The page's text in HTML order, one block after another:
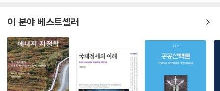
제3절 세계화와 글로벌 스탠더드 482
타난다. 한국의 정치는 물론이고, 정치선진국인 유럽이나 미국, 아프리카
에 이르기까지 정치는 새로운 환경 속에서 변화하면서 다양한 양상으로 나
타나고 있다.
우리는 한강의 기적으로 불리는 놀라운 경제성장을 이루었다. 하지만 심각
한 성장의 후유증을 겪고 있다. 세계 최첨단의 정보통신 기술을 자랑하지
이 분야 베스트셀러